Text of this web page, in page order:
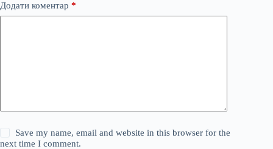
Додати коментар *
Save my name, email and website in this browser for the
next time I comment.